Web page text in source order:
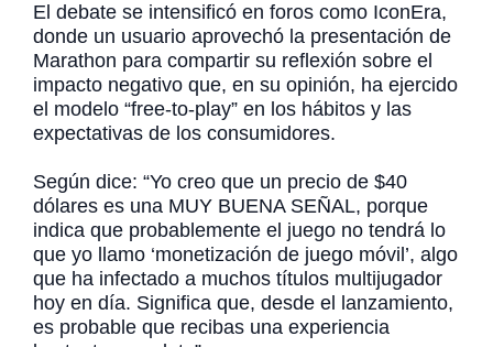
El debate se intensificó en foros como IconEra,
donde un usuario aprovechó la presentación de
Marathon para compartir su reflexión sobre el
impacto negativo que, en su opinión, ha ejercido
el modelo “free-to-play” en los hábitos y las
expectativas de los consumidores.
Según dice: “Yo creo que un precio de $40
dólares es una MUY BUENA SEÑAL, porque
indica que probablemente el juego no tendrá lo
que yo llamo ‘monetización de juego móvil’, algo
que ha infectado a muchos títulos multijugador
hoy en día. Significa que, desde el lanzamiento,
es probable que recibas una experiencia